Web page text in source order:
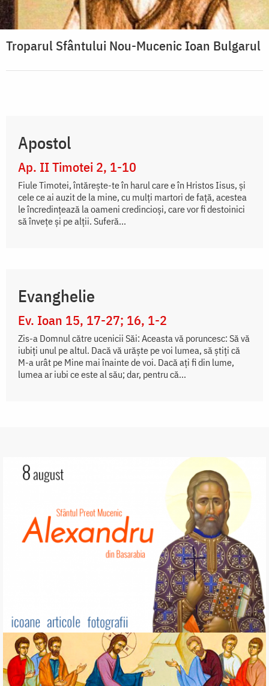
Troparul Sfântului Nou-Mucenic Ioan Bulgarul
Apostol
Ap. II Timotei 2, 1-10
Fiule Timotei, întăreşte-te în harul care e în Hristos Iisus, şi
cele ce ai auzit de la mine, cu mulţi martori de faţă, acestea
le încredinţează la oameni credincioşi, care vor fi destoinici
să înveţe şi pe alţii. Suferă...
Evanghelie
Ev. Ioan 15, 17-27; 16, 1-2
Zis-a Domnul către ucenicii Săi: Aceasta vă poruncesc: Să vă
iubiți unul pe altul. Dacă vă urăște pe voi lumea, să știți că
M-a urât pe Mine mai înainte de voi. Dacă ați fi din lume,
lumea ar iubi ce este al său; dar, pentru că...